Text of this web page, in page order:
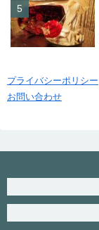
プライバシーポリシー
お問い合わせ